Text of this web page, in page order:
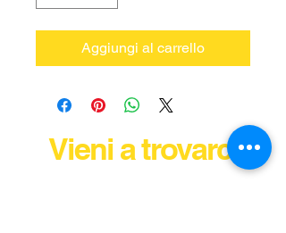
Aggiungi al carrello
Vieni a trovarci